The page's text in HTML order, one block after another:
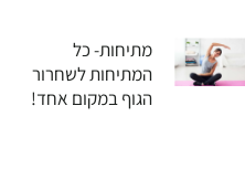
מתיחות- כל
המתיחות לשחרור
הגוף במקום אחד!